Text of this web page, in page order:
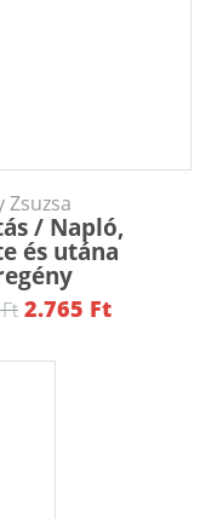
Zsuzsa
/ Napló,
és utána
2.765 Ft